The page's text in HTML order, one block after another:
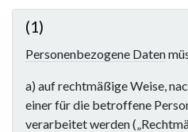
(1)
Personenbezogene Daten
a) auf rechtmäßige Weise,
einer für die betroffene
verarbeitet werden